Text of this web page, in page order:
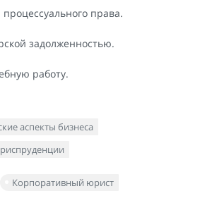
права.
задолженностью.
работу.
аспекты бизнеса
Корпоративный юрист